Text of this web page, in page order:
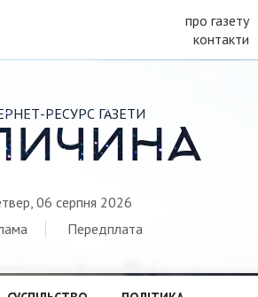
про газету
контакти
РЕСУРС ГАЗЕТИ
06 серпня 2026
Передплата